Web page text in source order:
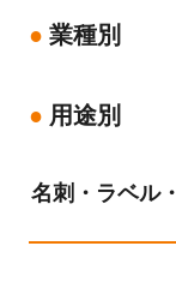
業種別
用途別
名刺・ラベル